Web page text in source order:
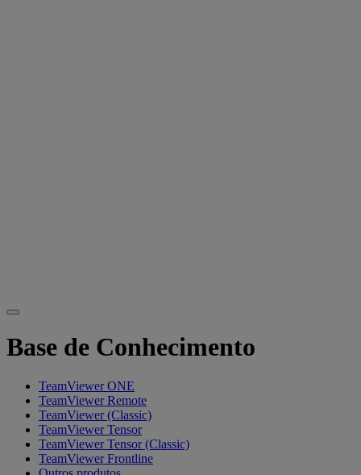
Base de Conhecimento
TeamViewer ONE
TeamViewer Remote
TeamViewer (Classic)
TeamViewer Tensor
TeamViewer Tensor (Classic)
TeamViewer Frontline